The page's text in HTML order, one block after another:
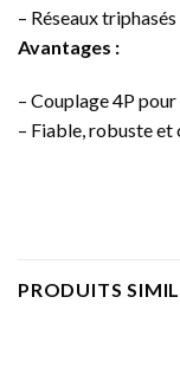
– Réseaux triphasés
Avantages :
– Couplage 4P
– Fiable, robuste
PRODUITS